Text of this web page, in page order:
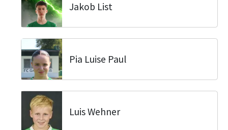
Jakob List
Pia Luise Paul
Luis Wehner